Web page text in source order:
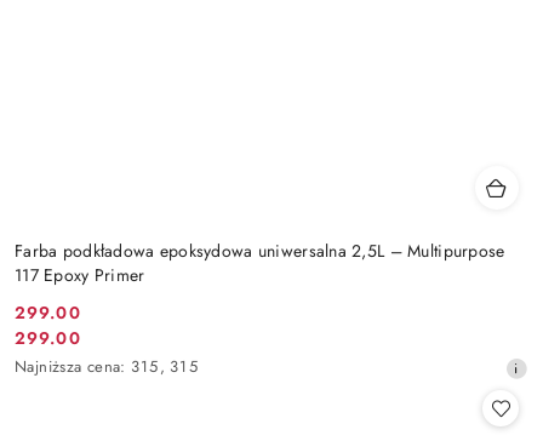
Farba podkładowa epoksydowa uniwersalna 2,5L – Multipurpose
117 Epoxy Primer
Cena
promocyjna:
299.00
Cena
promocyjna:
299.00
Najniższa
Najniższa cena: 315, 315